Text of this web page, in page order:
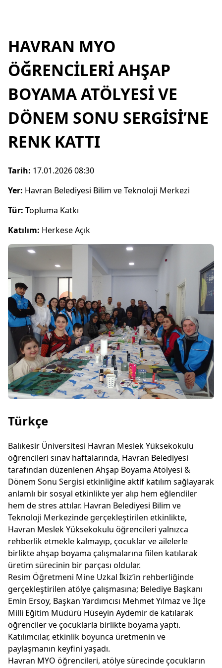
HAVRAN MYO
ÖĞRENCİLERİ AHŞAP
BOYAMA ATÖLYESİ VE
DÖNEM SONU SERGİSİ’NE
RENK KATTI
Tarih: 17.01.2026 08:30
Yer: Havran Belediyesi Bilim ve Teknoloji Merkezi
Tür: Topluma Katkı
Katılım: Herkese Açık
Türkçe
Balıkesir Üniversitesi Havran Meslek Yüksekokulu
öğrencileri sınav haftalarında, Havran Belediyesi
tarafından düzenlenen Ahşap Boyama Atölyesi &
Dönem Sonu Sergisi etkinliğine aktif katılım sağlayarak
anlamlı bir sosyal etkinlikte yer alıp hem eğlendiler
hem de stres attılar. Havran Belediyesi Bilim ve
Teknoloji Merkezinde gerçekleştirilen etkinlikte,
Havran Meslek Yüksekokulu öğrencileri yalnızca
rehberlik etmekle kalmayıp, çocuklar ve ailelerle
birlikte ahşap boyama çalışmalarına fiilen katılarak
üretim sürecinin bir parçası oldular.
Resim Öğretmeni Mine Uzkal İkiz’in rehberliğinde
gerçekleştirilen atölye çalışmasına; Belediye Başkanı
Emin Ersoy, Başkan Yardımcısı Mehmet Yılmaz ve İlçe
Milli Eğitim Müdürü Hüseyin Aydemir de katılarak
öğrenciler ve çocuklarla birlikte boyama yaptı.
Katılımcılar, etkinlik boyunca üretmenin ve
paylaşmanın keyfini yaşadı.
Havran MYO öğrencileri, atölye sürecinde çocukların